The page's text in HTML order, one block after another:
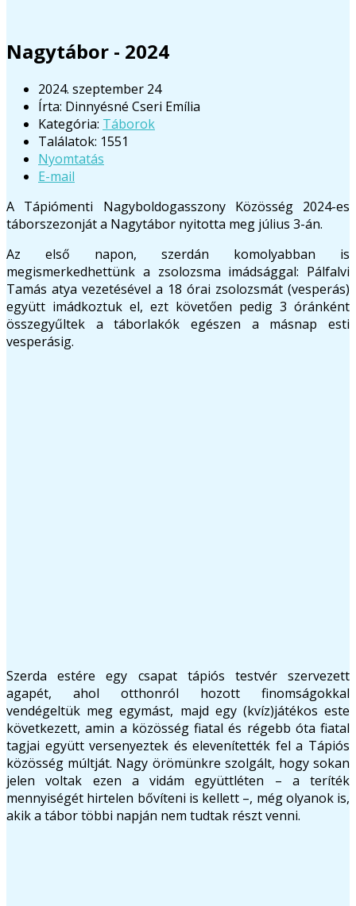
Nagytábor - 2024
2024. szeptember 24
Írta: Dinnyésné Cseri Emília
Kategória: Táborok
Találatok: 1551
Nyomtatás
E-mail
A Tápiómenti Nagyboldogasszony Közösség 2024-es
táborszezonját a Nagytábor nyitotta meg július 3-án.
Az első napon, szerdán komolyabban is
megismerkedhettünk a zsolozsma imádsággal: Pálfalvi
Tamás atya vezetésével a 18 órai zsolozsmát (vesperás)
együtt imádkoztuk el, ezt követően pedig 3 óránként
összegyűltek a táborlakók egészen a másnap esti
vesperásig.
Szerda estére egy csapat tápiós testvér szervezett
agapét, ahol otthonról hozott finomságokkal
vendégeltük meg egymást, majd egy (kvíz)játékos este
következett, amin a közösség fiatal és régebb óta fiatal
tagjai együtt versenyeztek és elevenítették fel a Tápiós
közösség múltját. Nagy örömünkre szolgált, hogy sokan
jelen voltak ezen a vidám együttléten – a teríték
mennyiségét hirtelen bővíteni is kellett –, még olyanok is,
akik a tábor többi napján nem tudtak részt venni.